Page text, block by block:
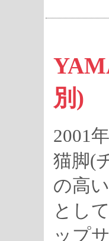
別)
2001
猫脚(
の高
とし
ップ